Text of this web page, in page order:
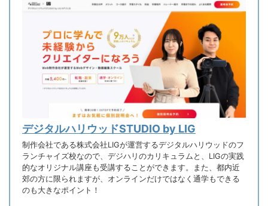
デジタルハリウッドSTUDIO by LIG
制作会社である株式会社LIGが運営するデジタルハリウッドのフ
ランチャイズ校なので、デジハリのカリキュラムと、LIGの実践
的なオリジナル講座も受講することができます。また、都内近
郊の方に限られますが、オンラインだけではなく通学もできる
のも大きなポイント！